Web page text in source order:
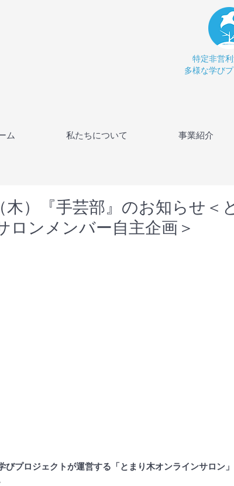
特定非営
多様な学び
ム 私たちについて 事業紹介
木）『手芸部』のお知らせ＜
ロンメンバー自主企画＞
びプロジェクトが運営する「とまり木オンラインサロン